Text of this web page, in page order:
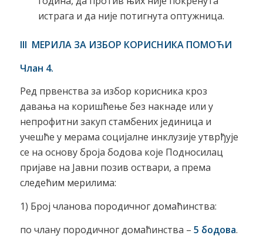
истрага и да није потигнута оптужница.
III МЕРИЛА ЗА ИЗБОР КОРИСНИКА ПОМОЋИ
Члан 4.
Ред првенства за избор корисника кроз
давања на коришћење без накнаде или у
непрофитни закуп стамбених јединица и
учешће у мерама социјалне инклузије утврђује
се на основу броја бодова које Подносилац
пријаве на Јавни позив оствари, а према
следећим мерилима:
1) Број чланова породичног домаћинства:
по члану породичног домаћинства – 5 бодова.